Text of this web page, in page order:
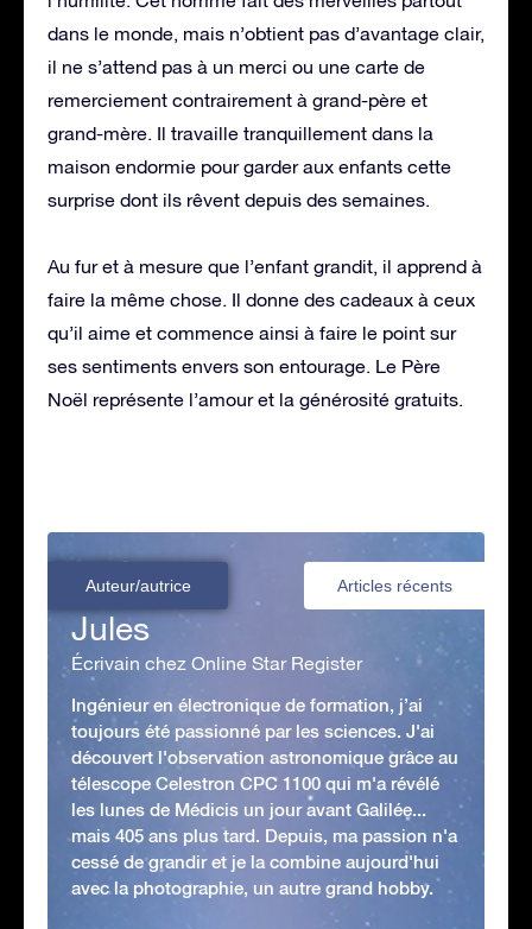
dans le monde, mais n’obtient pas d’avantage clair,
il ne s’attend pas à un merci ou une carte de
remerciement contrairement à grand-père et
grand-mère. Il travaille tranquillement dans la
maison endormie pour garder aux enfants cette
surprise dont ils rêvent depuis des semaines.
Au fur et à mesure que l’enfant grandit, il apprend à
faire la même chose. Il donne des cadeaux à ceux
qu’il aime et commence ainsi à faire le point sur
ses sentiments envers son entourage. Le Père
Noël représente l’amour et la générosité gratuits.
Auteur/autrice Articles récents
Jules
Écrivain chez Online Star Register
Ingénieur en électronique de formation, j’ai
toujours été passionné par les sciences. J'ai
découvert l'observation astronomique grâce au
télescope Celestron CPC 1100 qui m'a révélé
les lunes de Médicis un jour avant Galilée...
mais 405 ans plus tard. Depuis, ma passion n'a
cessé de grandir et je la combine aujourd'hui
avec la photographie, un autre grand hobby.